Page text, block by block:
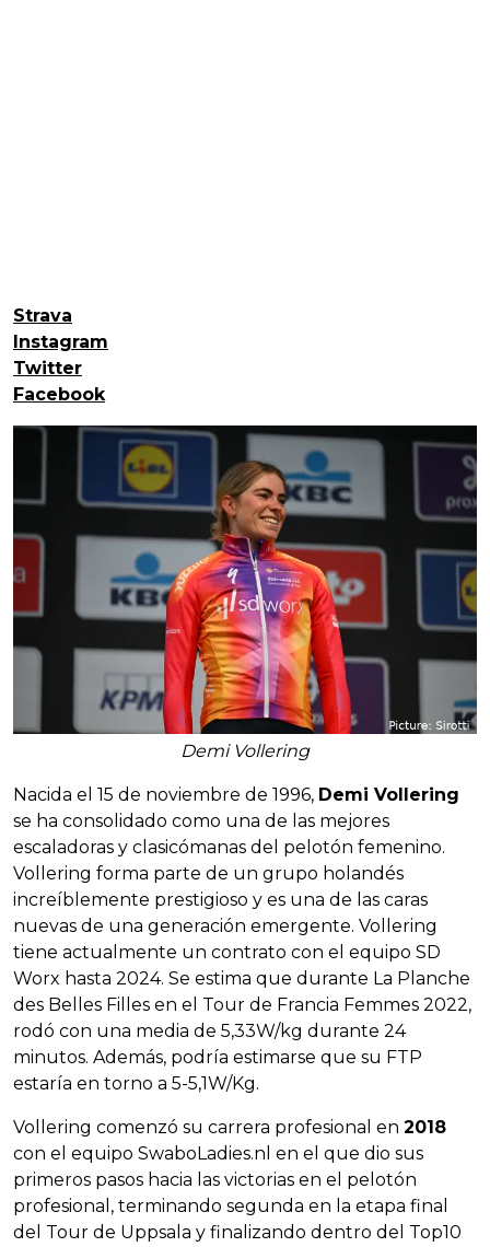
Strava
Instagram
Twitter
Facebook
Demi Vollering
Nacida el 15 de noviembre de 1996, Demi Vollering
se ha consolidado como una de las mejores
escaladoras y clasicómanas del pelotón femenino.
Vollering forma parte de un grupo holandés
increíblemente prestigioso y es una de las caras
nuevas de una generación emergente. Vollering
tiene actualmente un contrato con el equipo SD
Worx hasta 2024. Se estima que durante La Planche
des Belles Filles en el Tour de Francia Femmes 2022,
rodó con una media de 5,33W/kg durante 24
minutos. Además, podría estimarse que su FTP
estaría en torno a 5-5,1W/Kg.
Vollering comenzó su carrera profesional en 2018
con el equipo SwaboLadies.nl en el que dio sus
primeros pasos hacia las victorias en el pelotón
profesional, terminando segunda en la etapa final
del Tour de Uppsala y finalizando dentro del Top10